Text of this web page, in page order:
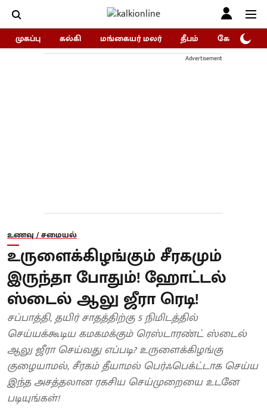
முகப்பு கல்கி மங்கையர் மலர் தீபம் கோகுலம்/
Advertisement
உணவு / சமையல்
உருளைக்கிழங்கும் சீரகமும்
இருந்தா போதும்! ஹோட்டல்
ஸ்டைல் ஆலு ஜீரா ரெடி!
சப்பாத்தி, தயிர் சாதத்திற்கு 5 நிமிடத்தில்
செய்யக்கூடிய கமகமக்கும் ரெஸ்டாரண்ட் ஸ்டைல்
ஆலு ஜீரா செய்வது எப்படி? உருளைக்கிழங்கு
குழையாமல், சீரகம் தீயாமல் பெர்ஃபெக்ட்டாக செய்ய
இந்த அசத்தலான ரகசிய செய்முறையை உடனே
படியுங்கள்!